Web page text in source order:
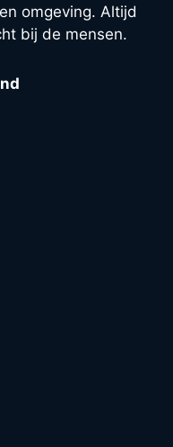
omgeving. Altijd
bij de mensen.